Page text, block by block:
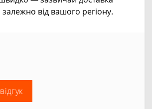
залежно від вашого регіону.